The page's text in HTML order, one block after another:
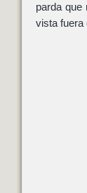
parda que
vista fuera